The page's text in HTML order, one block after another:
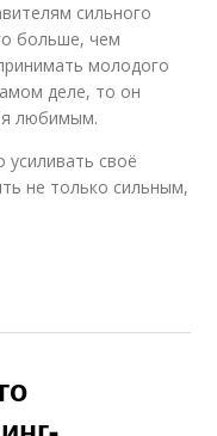
сильного
больше, чем
молодого
деле, то он
любимым.
своё
не только сильным,